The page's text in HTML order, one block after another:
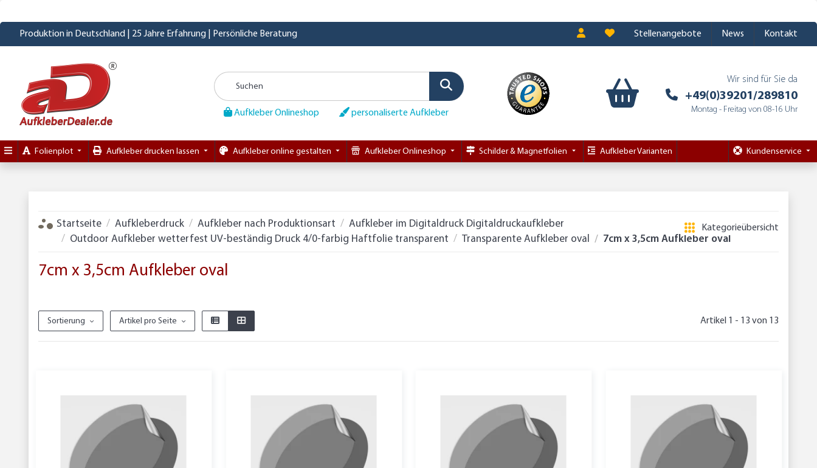
Produktion in Deutschland | 25 Jahre Erfahrung | Persönliche Beratung Stellenangebote News Kontakt
Aufkleber Onlineshop personaliserte Aufkleber
Wir sind für Sie da
+49(0)39201/289810
Montag - Freitag von 08-16 Uhr
Folienplot Aufkleber drucken lassen Aufkleber online gestalten Aufkleber Onlineshop Schilder & Magnetfolien Aufkleber Varianten Kundenservice
Startseite Aufkleberdruck Aufkleber nach Produktionsart
Aufkleber im Digitaldruck Digitaldruckaufkleber
Outdoor Aufkleber wetterfest UV-beständig Druck 4/0-farbig Haftfolie transparent
Transparente Aufkleber oval 7cm x 3,5cm Aufkleber oval
Kategorieübersicht
7cm x 3,5cm Aufkleber oval
Sortierung Artikel pro Seite Artikel 1 - 13 von 13